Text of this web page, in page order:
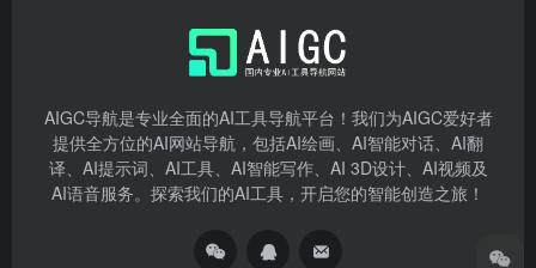
AIGC导航是专业全面的AI工具导航平台！我们为AIGC爱好者
提供全方位的AI网站导航，包括AI绘画、AI智能对话、AI翻
译、AI提示词、AI工具、AI智能写作、AI 3D设计、AI视频及
AI语音服务。探索我们的AI工具，开启您的智能创造之旅！